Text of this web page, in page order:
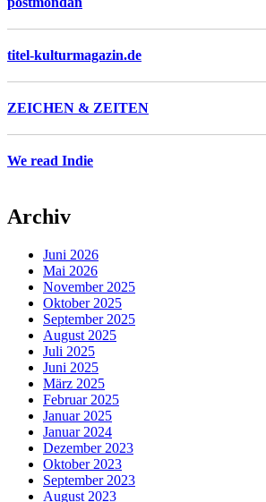
titel-kulturmagazin.de
ZEICHEN & ZEITEN
We read Indie
Archiv
Juni 2026
Mai 2026
November 2025
Oktober 2025
September 2025
August 2025
Juli 2025
Juni 2025
März 2025
Februar 2025
Januar 2025
Januar 2024
Dezember 2023
Oktober 2023
September 2023
August 2023